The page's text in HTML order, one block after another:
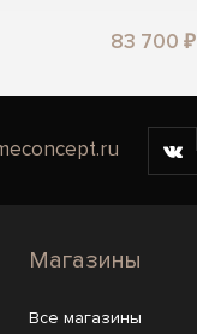
83 700 ₽
Магазины
Все магазины